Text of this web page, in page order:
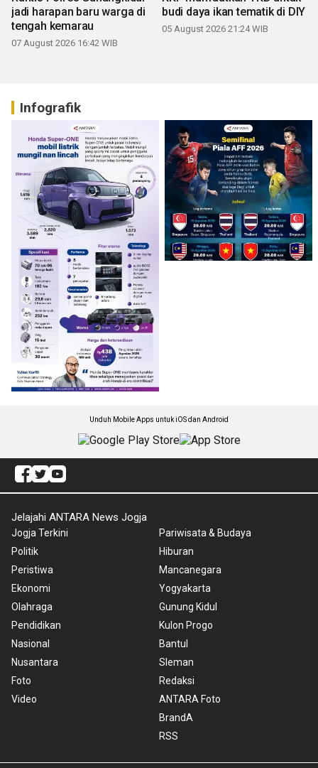
jadi harapan baru warga di
tengah kemarau
07 August 2026 16:42 WIB
budi daya ikan tematik di DIY
05 August 2026 21:24 WIB
Infografik
Unduh Mobile Apps untuk iOS dan Android
Jelajahi ANTARA News Jogja
Jogja Terkini
Politik
Peristiwa
Ekonomi
Olahraga
Pendidikan
Nasional
Nusantara
Foto
Video
Pariwisata & Budaya
Hiburan
Mancanegara
Yogyakarta
Gunung Kidul
Kulon Progo
Bantul
Sleman
Redaksi
ANTARA Foto
BrandA
RSS